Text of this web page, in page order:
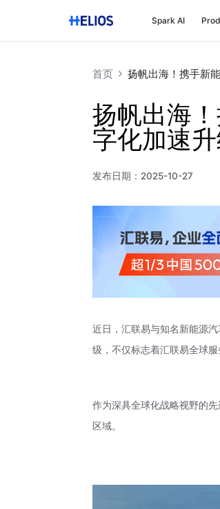
Spark AI
首页 扬帆出海！携手新
扬帆出海
字化加速升
发布日期： 2025-10-27
近日，汇联易与知名新能源
级，不仅标志着汇联易全球
作为深具全球化战略视野的
区域。